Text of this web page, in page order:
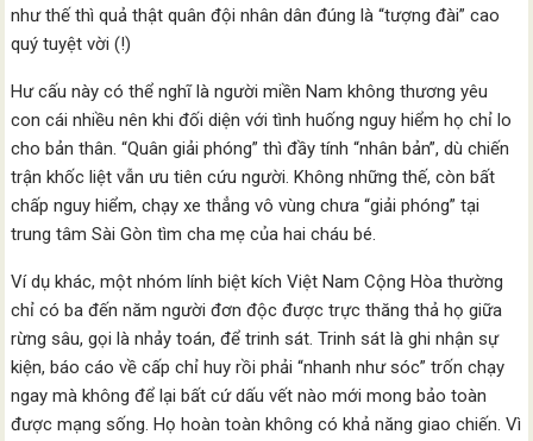
như thế thì quả thật quân đội nhân dân đúng là “tượng đài” cao
quý tuyệt vời (!)
Hư cấu này có thể nghĩ là người miền Nam không thương yêu
con cái nhiều nên khi đối diện với tình huống nguy hiểm họ chỉ lo
cho bản thân. “Quân giải phóng” thì đầy tính “nhân bản”, dù chiến
trận khốc liệt vẫn ưu tiên cứu người. Không những thế, còn bất
chấp nguy hiểm, chạy xe thẳng vô vùng chưa “giải phóng” tại
trung tâm Sài Gòn tìm cha mẹ của hai cháu bé.
Ví dụ khác, một nhóm lính biệt kích Việt Nam Cộng Hòa thường
chỉ có ba đến năm người đơn độc được trực thăng thả họ giữa
rừng sâu, gọi là nhảy toán, để trinh sát. Trinh sát là ghi nhận sự
kiện, báo cáo về cấp chỉ huy rồi phải “nhanh như sóc” trốn chạy
ngay mà không để lại bất cứ dấu vết nào mới mong bảo toàn
được mạng sống. Họ hoàn toàn không có khả năng giao chiến. Vì